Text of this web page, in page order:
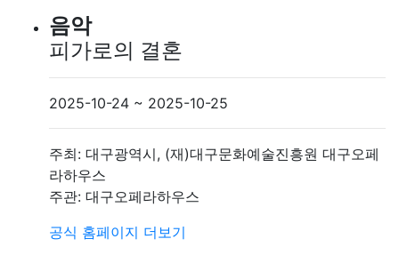
음악
피가로의 결혼
2025-10-24 ~ 2025-10-25
주최: 대구광역시, (재)대구문화예술진흥원 대구오페
라하우스
주관: 대구오페라하우스
공식 홈페이지 더보기